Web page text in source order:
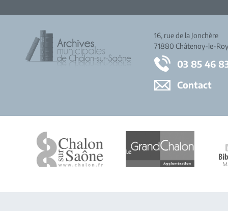
16, rue de la Jonchère
71880 Châtenoy-le-
03 85 46
Contact